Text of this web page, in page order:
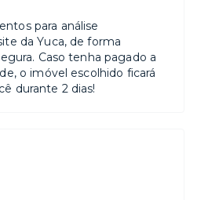
para análise
da Yuca, de forma
Caso tenha pagado a
o imóvel escolhido ficará
durante 2 dias!